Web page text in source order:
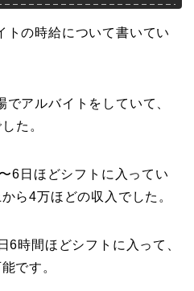
トの時給について書いてい
アルバイトをしていて、
た。
6日ほどシフトに入ってい
ら4万ほどの収入でした。
6時間ほどシフトに入って、
です。